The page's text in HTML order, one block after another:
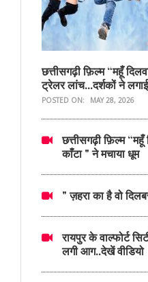
छत्तीसगढ़ी फ़िल्म “महूँ
ट्रेलर लांच...दर्शकों ने
POSTED ON: MAY 28, 2026
छत्तीसगढ़ी फ़िल्म
काँटा " ने मचाया धूम
" ज़हरा का है वो
रायपुर के वाल्फोर्ट
लगी आग..देखें वीडियो